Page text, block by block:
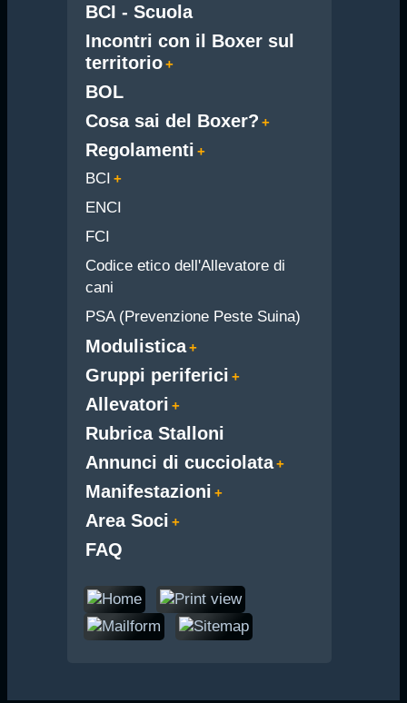
BCI - Scuola
Incontri con il Boxer sul
territorio
BOL
Cosa sai del Boxer?
Regolamenti
BCI
ENCI
FCI
Codice etico dell'Allevatore di
cani
PSA (Prevenzione Peste Suina)
Modulistica
Gruppi periferici
Allevatori
Rubrica Stalloni
Annunci di cucciolata
Manifestazioni
Area Soci
FAQ